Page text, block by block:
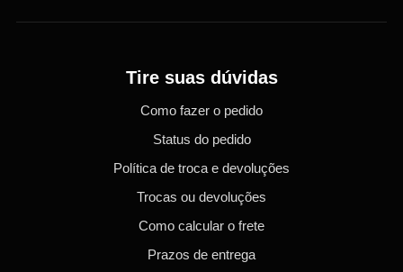
Tire suas dúvidas
Como fazer o pedido
Status do pedido
Política de troca e devoluções
Trocas ou devoluções
Como calcular o frete
Prazos de entrega